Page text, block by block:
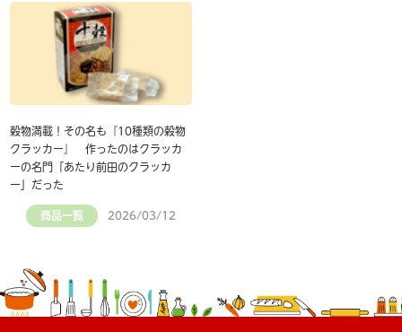
穀物満載！その名も『10種類の穀物
クラッカー』 作ったのはクラッカ
ーの名門「あたり前田のクラッカ
ー」だった
商品一覧 2026/03/12